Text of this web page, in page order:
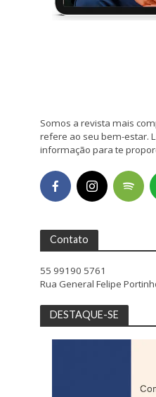
Somos a revista mais
refere ao seu bem-estar.
informação para te
Contato
55 99190 5761
Rua General Felipe
DESTAQUE-SE